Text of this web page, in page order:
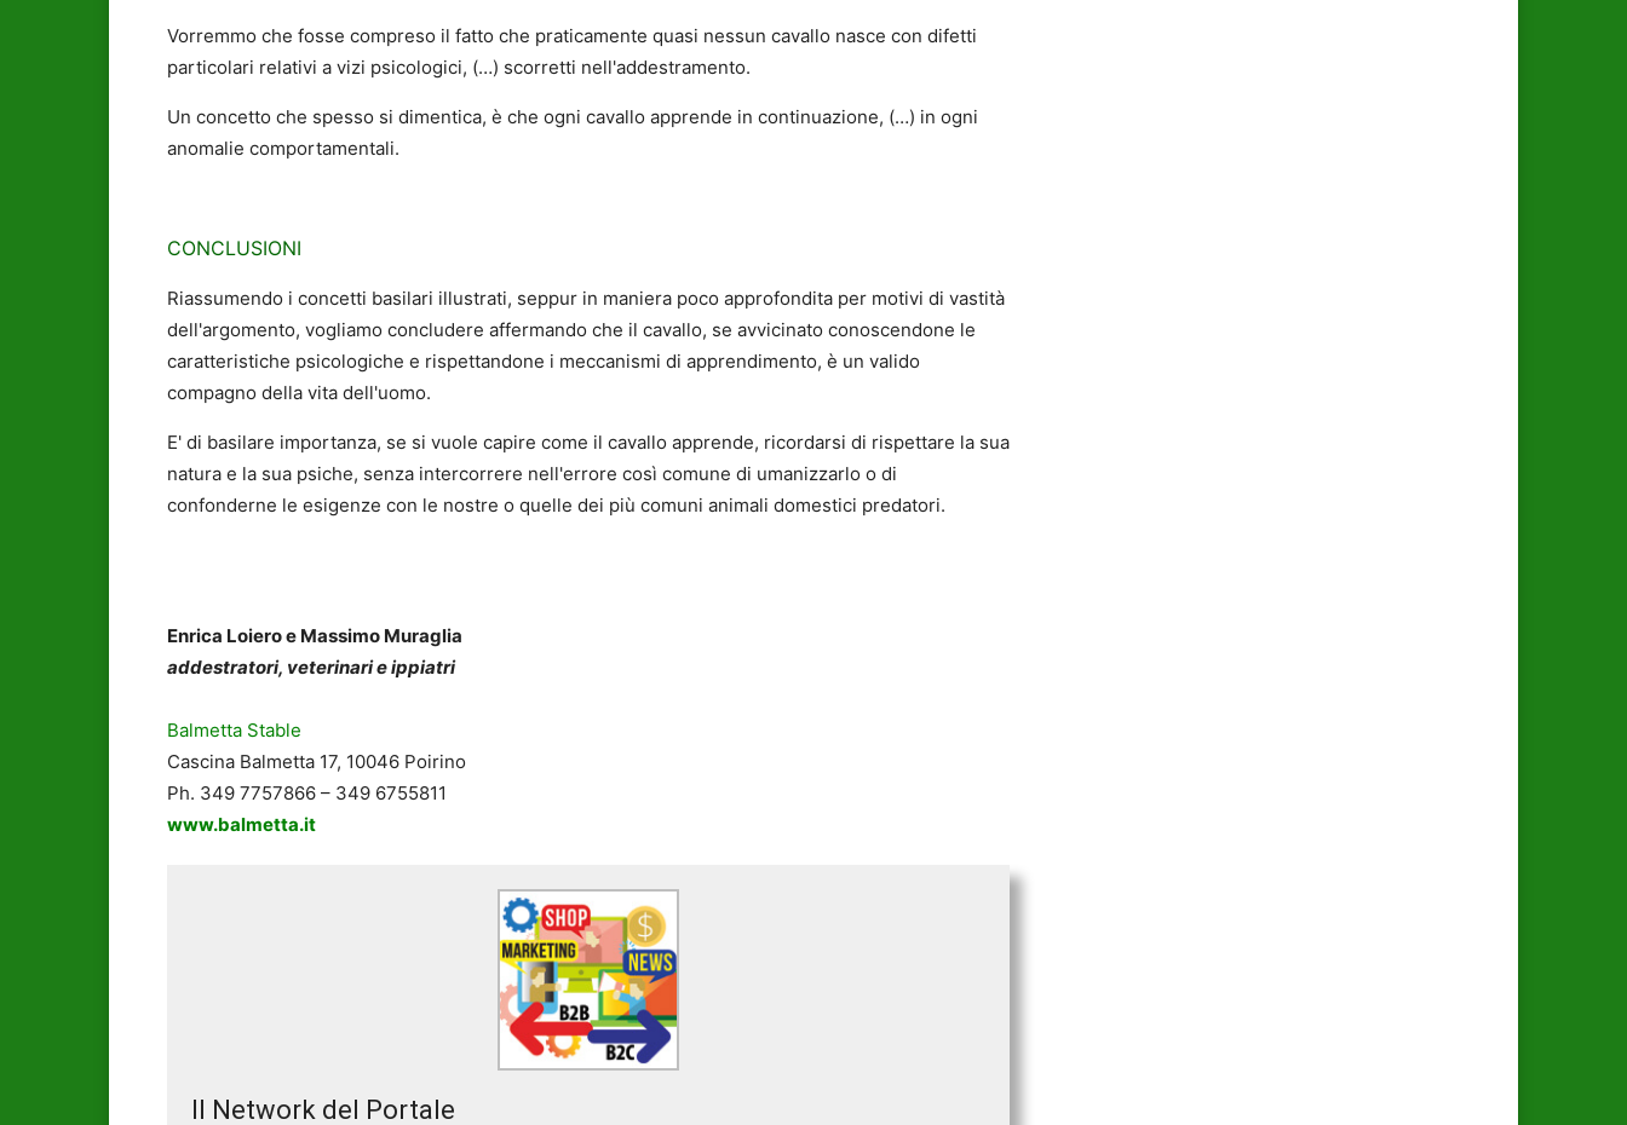
Vorremmo che fosse compreso il fatto che praticamente quasi nessun cavallo nasce con difetti
particolari relativi a vizi psicologici, (…) scorretti nell'addestramento.
Un concetto che spesso si dimentica, è che ogni cavallo apprende in continuazione, (…) in ogni
anomalie comportamentali.
CONCLUSIONI
Riassumendo i concetti basilari illustrati, seppur in maniera poco approfondita per motivi di vastità
dell'argomento, vogliamo concludere affermando che il cavallo, se avvicinato conoscendone le
caratteristiche psicologiche e rispettandone i meccanismi di apprendimento, è un valido
compagno della vita dell'uomo.
E' di basilare importanza, se si vuole capire come il cavallo apprende, ricordarsi di rispettare la sua
natura e la sua psiche, senza intercorrere nell'errore così comune di umanizzarlo o di
confonderne le esigenze con le nostre o quelle dei più comuni animali domestici predatori.
Enrica Loiero e Massimo Muraglia
addestratori, veterinari e ippiatri
Balmetta Stable
Cascina Balmetta 17, 10046 Poirino
Ph. 349 7757866 – 349 6755811
www.balmetta.it
Il Network del Portale